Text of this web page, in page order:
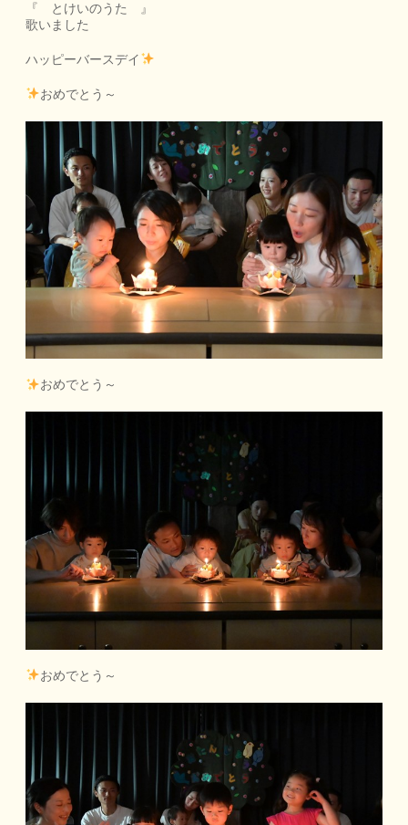
『 とけいのうた 』
歌いました
ハッピーバースデイ
おめでとう～
おめでとう～
おめでとう～